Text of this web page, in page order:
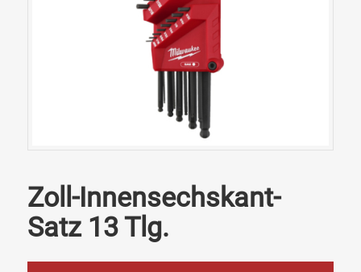
Zoll-Innensechskant-
Satz 13 Tlg.